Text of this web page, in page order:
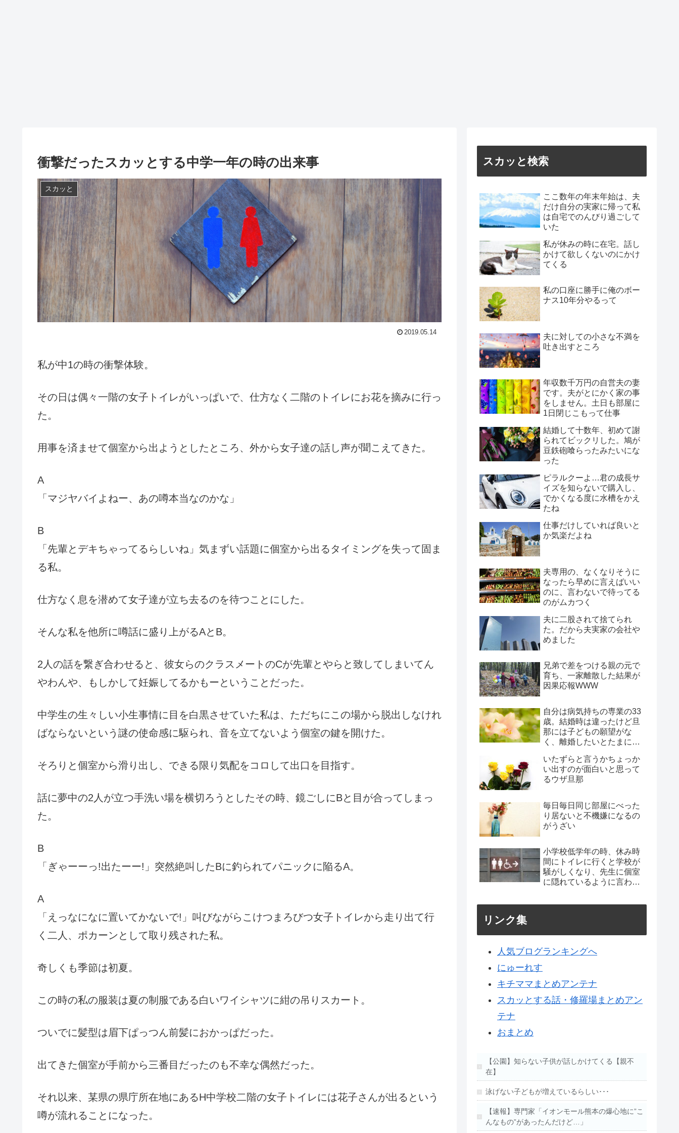
衝撃だったスカッとする中学一年の時の出来事
スカッと
2019.05.14
私が中1の時の衝撃体験。
その日は偶々一階の女子トイレがいっぱいで、仕方なく二階のトイレにお花を摘みに行っ
た。
用事を済ませて個室から出ようとしたところ、外から女子達の話し声が聞こえてきた。
A
「マジヤバイよねー、あの噂本当なのかな」
B
「先輩とデキちゃってるらしいね」気まずい話題に個室から出るタイミングを失って固ま
る私。
仕方なく息を潜めて女子達が立ち去るのを待つことにした。
そんな私を他所に噂話に盛り上がるAとB。
2人の話を繋ぎ合わせると、彼女らのクラスメートのCが先輩とやらと致してしまいてん
やわんや、もしかして妊娠してるかもーということだった。
中学生の生々しい小生事情に目を白黒させていた私は、ただちにこの場から脱出しなけれ
ばならないという謎の使命感に駆られ、音を立てないよう個室の鍵を開けた。
そろりと個室から滑り出し、できる限り気配をコロして出口を目指す。
話に夢中の2人が立つ手洗い場を横切ろうとしたその時、鏡ごしにBと目が合ってしまっ
た。
B
「ぎゃーーっ!出たーー!」突然絶叫したBに釣られてパニックに陥るA。
A
「えっなになに置いてかないで!」叫びながらこけつまろびつ女子トイレから走り出て行
く二人、ポカーンとして取り残された私。
奇しくも季節は初夏。
この時の私の服装は夏の制服である白いワイシャツに紺の吊りスカート。
ついでに髪型は眉下ぱっつん前髪におかっぱだった。
出てきた個室が手前から三番目だったのも不幸な偶然だった。
それ以来、某県の県庁所在地にあるH中学校二階の女子トイレには花子さんが出るという
噂が流れることになった。
スカッと検索
ここ数年の年末年始は、夫
だけ自分の実家に帰って私
は自宅でのんびり過ごして
いた
私が休みの時に在宅。話し
かけて欲しくないのにかけ
てくる
私の口座に勝手に俺のボー
ナス10年分やるって
夫に対しての小さな不満を
吐き出すところ
年収数千万円の自営夫の妻
です。夫がとにかく家の事
をしません。土日も部屋に
1日閉じこもって仕事
結婚して十数年、初めて謝
られてビックリした。鳩が
豆鉄砲喰らったみたいにな
った
ピラルクーよ…君の成長サ
イズを知らないで購入し、
でかくなる度に水槽をかえ
たね
仕事だけしていれば良いと
か気楽だよね
夫専用の、なくなりそうに
なったら早めに言えばいい
のに、言わないで待ってる
のがムカつく
夫に二股されて捨てられ
た。だから夫実家の会社や
めました
兄弟で差をつける親の元で
育ち、一家離散した結果が
因果応報WWW
自分は病気持ちの専業の33
歳。結婚時は違ったけど旦
那には子どもの願望がな
く、離婚したいとたまに言
してる
いたずらと言うかちょっか
い出すのが面白いと思って
るウザ旦那
毎日毎日同じ部屋にべった
り居ないと不機嫌になるの
がうざい
小学校低学年の時、休み時
間にトイレに行くと学校が
騒がしくなり、先生に個室
に隠れているように言われ
リンク集
人気ブログランキングへ
にゅーれす
キチママまとめアンテナ
スカッとする話・修羅場まとめアン
テナ
おまとめ
【公園】知らない子供が話しかけてくる【親不
在】
泳げない子どもが増えているらしい･･･
【速報】専門家「イオンモール熊本の爆心地に”こ
んなもの”があったんだけど…」